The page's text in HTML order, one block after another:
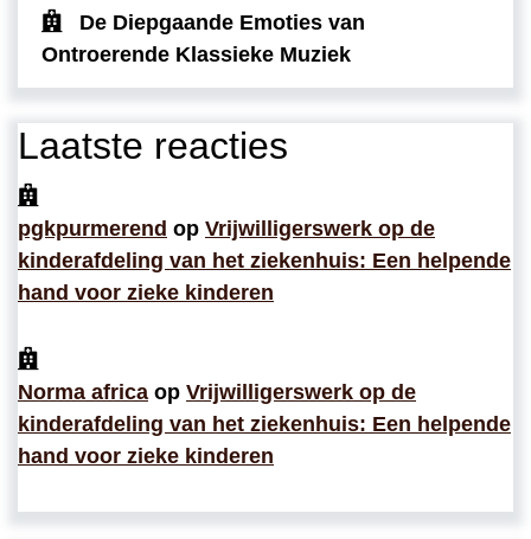
De Diepgaande Emoties van
Ontroerende Klassieke Muziek
Laatste reacties
pgkpurmerend op Vrijwilligerswerk op de
kinderafdeling van het ziekenhuis: Een helpende
hand voor zieke kinderen
Norma africa op Vrijwilligerswerk op de
kinderafdeling van het ziekenhuis: Een helpende
hand voor zieke kinderen